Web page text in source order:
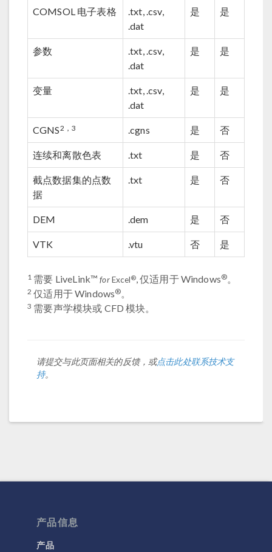
COMSOL 电子表格
.txt, .csv,
.dat
是 是
参数
.txt, .csv,
.dat
是 是
变量
.txt, .csv,
.dat
是 是
CGNS2，3 .cgns 是 否
连续和离散色表 .txt 是 否
截点数据集的点数
据
.txt 是 否
DEM .dem 是 否
VTK .vtu 否 是
1 需要 LiveLink™forExcel®, 仅适用于 Windows®。
2 仅适用于 Windows®。
3 需要声学模块或 CFD 模块。
请提交与此页面相关的反馈，或点击此处联系技术支
持。
产品信息
产品